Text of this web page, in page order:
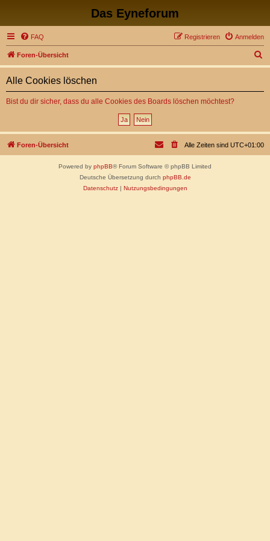
Das Eyneforum
FAQ Anmelden
Registrieren
Foren-Übersicht
u
Alle Cookies löschen
Bist du dir sicher, dass du alle Cookies des Boards löschen möchtest?
Foren-Übersicht Alle Zeiten sind UTC+01:00
Powered by phpBB® Forum Software © phpBB Limited
Deutsche Übersetzung durch phpBB.de
Datenschutz| Nutzungsbedingungen